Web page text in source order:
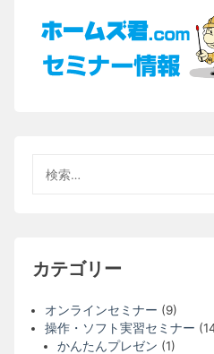
索:
カテゴリー
オンラインセミナー (9)
操作・ソフト実習セミナー
かんたんプレゼン (1)